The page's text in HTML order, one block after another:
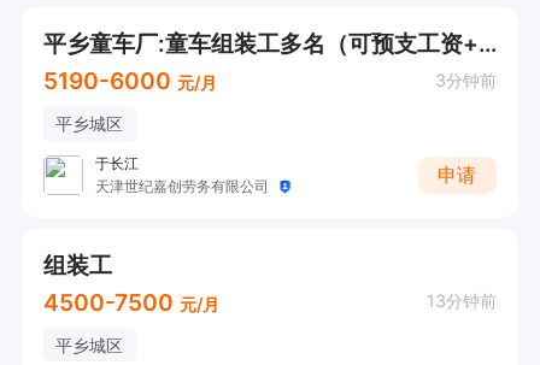
平乡童车厂:童车组装工多名（可预支工资+长白班，不要学生工）
5190-6000 元/月 3分钟前
平乡城区
于长江
天津世纪嘉创劳务有限公司
申请
组装工
4500-7500 元/月 13分钟前
平乡城区